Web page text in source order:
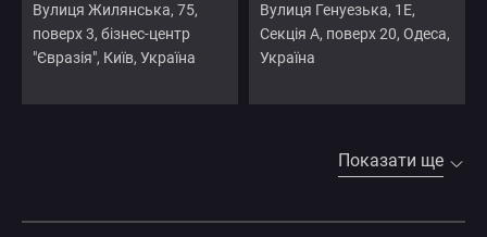
Вулиця Жилянська, 75,
поверх 3, бізнес-центр
"Євразія", Київ, Україна
Вулиця Генуезька, 1Е,
Секція А, поверх 20, Одеса,
Україна
Показати ще